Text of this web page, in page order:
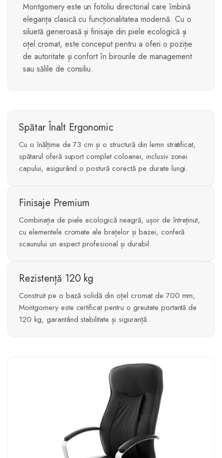
Montgomery este un fotoliu directorial care îmbină
eleganța clasică cu funcționalitatea modernă. Cu o
siluetă generoasă și finisaje din piele ecologică și
oțel cromat, este conceput pentru a oferi o poziție
de autoritate și confort în birourile de management
sau sălile de consiliu.
Spătar Înalt Ergonomic
Cu o înălțime de 73 cm și o structură din lemn stratificat,
spătarul oferă suport complet coloanei, inclusiv zonei
capului, asigurând o postură corectă pe durate lungi.
Finisaje Premium
Combinația de piele ecologică neagră, ușor de întreținut,
cu elementele cromate ale brațelor și bazei, conferă
scaunului un aspect profesional și durabil.
Rezistență 120 kg
Construit pe o bază solidă din oțel cromat de 700 mm,
Montgomery este certificat pentru o greutate portantă de
120 kg, garantând stabilitate și siguranță.